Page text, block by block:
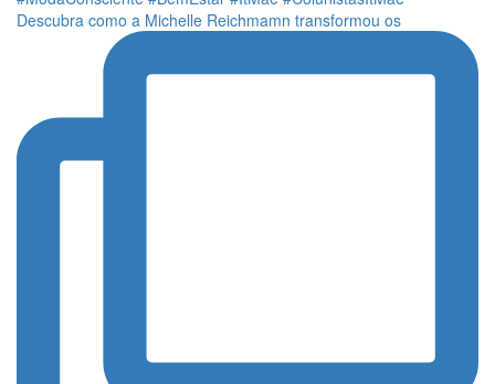
Descubra como a Michelle Reichmamn transformou os